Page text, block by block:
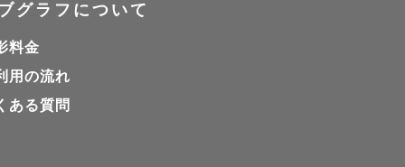
オン！ゲストの皆
。いっぱいふざけ
グラフについて
料金
用の流れ
ある質問